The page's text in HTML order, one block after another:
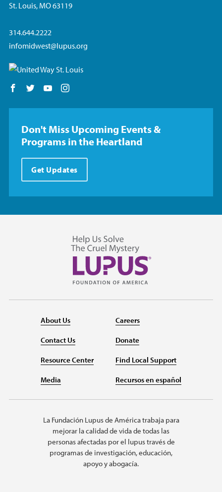
St. Louis, MO 63119
314.644.2222
infomidwest@lupus.org
Follow us on Facebook
Follow us on Twitter
Follow us on YouTube
Don't Miss Upcoming Events &
Programs in the Heartland
Get Updates
About Us
Contact Us
Resource Center
Media
Careers
Donate
Find Local Support
Recursos en español
La Fundación Lupus de América trabaja para
mejorar la calidad de vida de todas las
personas afectadas por el lupus través de
programas de investigación, educación,
apoyo y abogacía.